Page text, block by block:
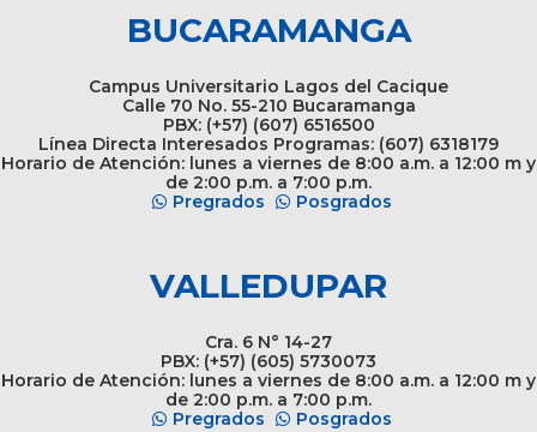
BUCARAMANGA
Campus Universitario Lagos del Cacique
Calle 70 No. 55-210 Bucaramanga
PBX: (+57) (607) 6516500
Línea Directa Interesados Programas: (607) 6318179
Horario de Atención: lunes a viernes de 8:00 a.m. a 12:00 m y
de 2:00 p.m. a 7:00 p.m.
Pregrados
Posgrados
VALLEDUPAR
Cra. 6 N° 14-27
PBX: (+57) (605) 5730073
Horario de Atención: lunes a viernes de 8:00 a.m. a 12:00 m y
de 2:00 p.m. a 7:00 p.m.
Pregrados
Posgrados